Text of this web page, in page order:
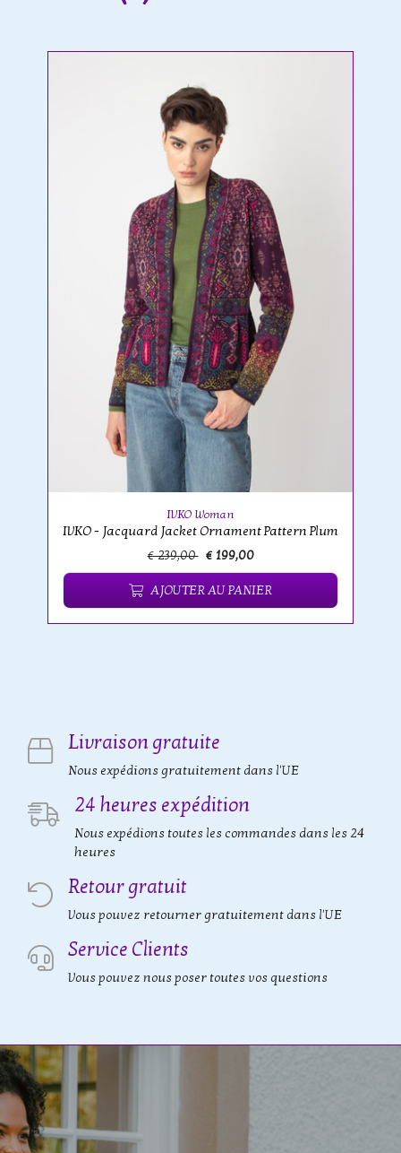
IVKO Woman
IVKO - Jacquard Jacket Ornament Pattern Plum
€ 239,00 € 199,00
AJOUTER AU PANIER
Livraison gratuite
Nous expédions gratuitement dans l'UE
24 heures expédition
Nous expédions toutes les commandes dans les 24
heures
Retour gratuit
Vous pouvez retourner gratuitement dans l'UE
Service Clients
Vous pouvez nous poser toutes vos questions